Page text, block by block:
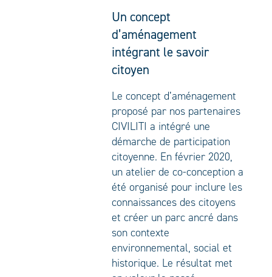
Un concept
d’aménagement
intégrant le savoir
citoyen
Le concept d’aménagement
proposé par nos partenaires
CIVILITI a intégré une
démarche de participation
citoyenne. En février 2020,
un atelier de co-conception a
été organisé pour inclure les
connaissances des citoyens
et créer un parc ancré dans
son contexte
environnemental, social et
historique. Le résultat met